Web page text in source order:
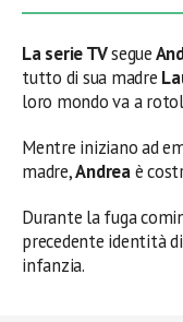
La serie TVsegue
tutto di sua madre
loro mondo va a
Mentre iniziano ad
madre,Andreaè
Durante la fuga
precedente identità di
infanzia.